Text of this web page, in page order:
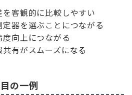
客観的に比較しやすい
器を選ぶことにつながる
向上につながる
有がスムーズになる
の一例